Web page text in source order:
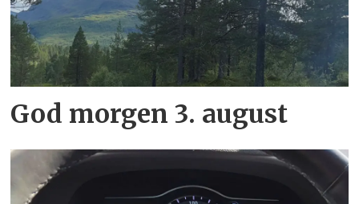
God morgen 3. august